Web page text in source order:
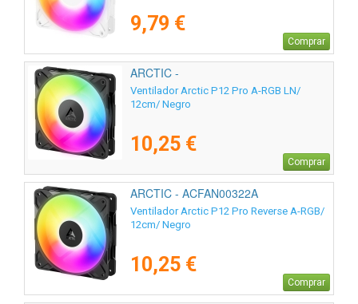
9,79 €
Comprar
ARCTIC -
Ventilador Arctic P12 Pro A-RGB LN/
12cm/ Negro
10,25 €
Comprar
ARCTIC - ACFAN00322A
Ventilador Arctic P12 Pro Reverse A-RGB/
12cm/ Negro
10,25 €
Comprar